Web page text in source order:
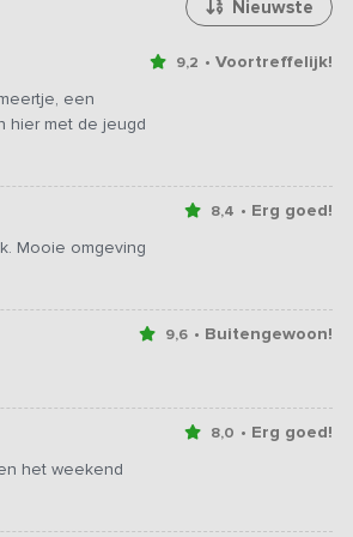
Nieuwste
9,2 • Voortreffelijk!
een
hier met de jeugd
8,4 • Erg goed!
Mooie omgeving
9,6 • Buitengewoon!
8,0 • Erg goed!
het weekend